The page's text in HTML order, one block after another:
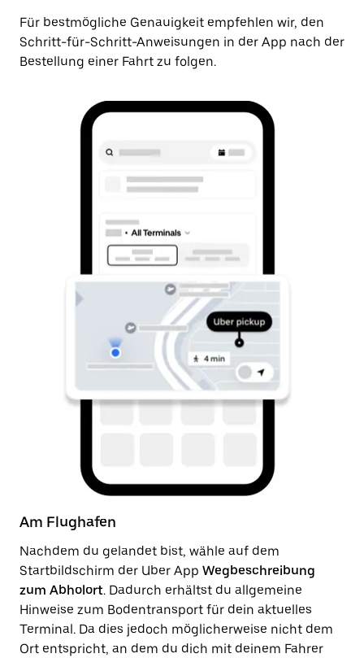
Für bestmögliche Genauigkeit empfehlen wir, den
Schritt-für-Schritt-Anweisungen in der App nach der
Bestellung einer Fahrt zu folgen.
Am Flughafen
Nachdem du gelandet bist, wähle auf dem
Startbildschirm der Uber App Wegbeschreibung
zum Abholort. Dadurch erhältst du allgemeine
Hinweise zum Bodentransport für dein aktuelles
Terminal. Da dies jedoch möglicherweise nicht dem
Ort entspricht, an dem du dich mit deinem Fahrer